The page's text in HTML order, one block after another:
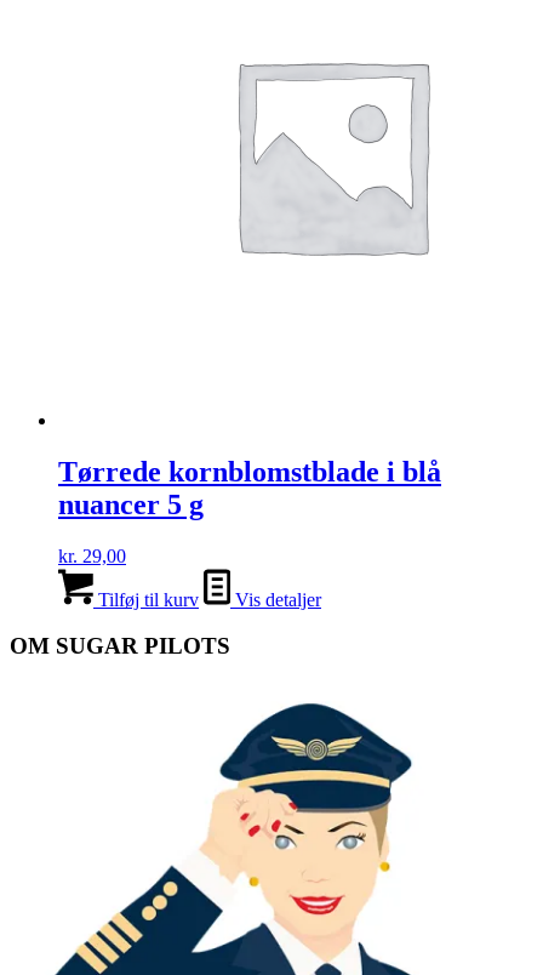
Tørrede kornblomstblade i blå
nuancer 5 g
kr. 29,00
Tilføj til kurv Vis detaljer
OM SUGAR PILOTS